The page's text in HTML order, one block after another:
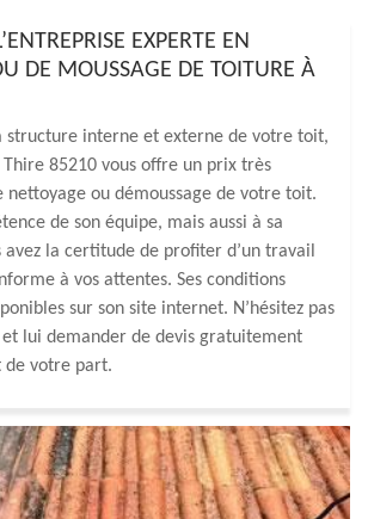
EXPERTE EN
DE MOUSSAGE DE TOITURE À
structure interne et externe de votre toit,
85210 vous offre un prix très
nettoyage ou démoussage de votre toit.
de son équipe, mais aussi à sa
avez la certitude de profiter d’un travail
à vos attentes. Ses conditions
sur son site internet. N’hésitez pas
lui demander de devis gratuitement
de votre part.